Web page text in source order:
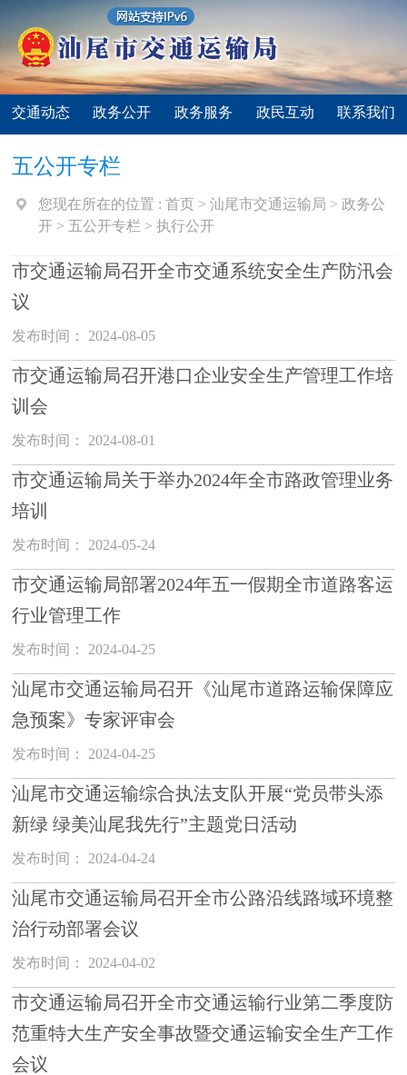
交通动态 政务公开 政务服务 政民互动 联系我们
五公开专栏
您现在所在的位置 :首页 >汕尾市交通运输局 >政务公
开 > 五公开专栏 >执行公开
市交通运输局召开全市交通系统安全生产防汛会
议
发布时间： 2024-08-05
市交通运输局召开港口企业安全生产管理工作培
训会
发布时间： 2024-08-01
市交通运输局关于举办2024年全市路政管理业务
培训
发布时间： 2024-05-24
市交通运输局部署2024年五一假期全市道路客运
行业管理工作
发布时间： 2024-04-25
汕尾市交通运输局召开《汕尾市道路运输保障应
急预案》专家评审会
发布时间： 2024-04-25
汕尾市交通运输综合执法支队开展“党员带头添
新绿 绿美汕尾我先行”主题党日活动
发布时间： 2024-04-24
汕尾市交通运输局召开全市公路沿线路域环境整
治行动部署会议
发布时间： 2024-04-02
市交通运输局召开全市交通运输行业第二季度防
范重特大生产安全事故暨交通运输安全生产工作
会议